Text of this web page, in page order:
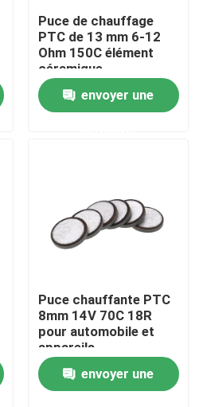
Puce de chauffage
PTC de 13 mm 6-12
Ohm 150C élément
céramique
envoyer une
Puce chauffante PTC
8mm 14V 70C 18R
pour automobile et
appareils
électroménagers
envoyer une